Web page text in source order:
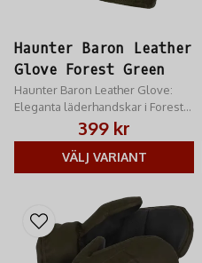
Haunter Baron Leather
Glove Forest Green
Haunter Baron Leather Glove:
Eleganta läderhandskar i Forest
Green. Tysta, smidiga och ger bra
grepp för skytte. Optimal
fingerfärdighet.
399 kr
VÄLJ VARIANT